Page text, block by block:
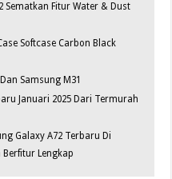
Sematkan Fitur Water & Dust
Softcase Carbon Black
Samsung M31
Januari 2025 Dari Termurah
Galaxy A72 Terbaru Di
Lengkap